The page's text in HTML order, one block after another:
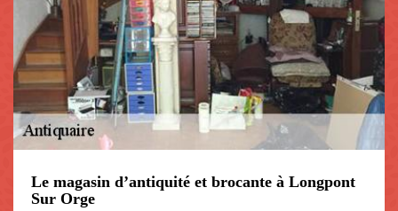
Le magasin d’antiquité et brocante à Longpont
Sur Orge